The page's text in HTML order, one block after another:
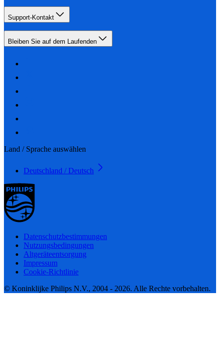
Support-Kontakt
Bleiben Sie auf dem Laufenden
Land / Sprache auswählen
Deutschland / Deutsch
Datenschutzbestimmungen
Nutzungsbedingungen
Altgeräteentsorgung
Impressum
Cookie-Richtlinie
© Koninklijke Philips N.V., 2004 - 2026. Alle Rechte vorbehalten.